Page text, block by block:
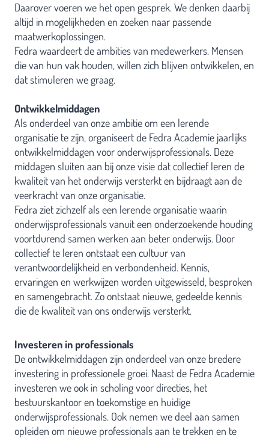
Daarover voeren we het open gesprek. We denken daarbij
altijd in mogelijkheden en zoeken naar passende
maatwerkoplossingen.
Fedra waardeert de ambities van medewerkers. Mensen
die van hun vak houden, willen zich blijven ontwikkelen, en
dat stimuleren we graag.
Ontwikkelmiddagen
Als onderdeel van onze ambitie om een lerende
organisatie te zijn, organiseert de Fedra Academie jaarlijks
ontwikkelmiddagen voor onderwijsprofessionals. Deze
middagen sluiten aan bij onze visie dat collectief leren de
kwaliteit van het onderwijs versterkt en bijdraagt aan de
veerkracht van onze organisatie.
Fedra ziet zichzelf als een lerende organisatie waarin
onderwijsprofessionals vanuit een onderzoekende houding
voortdurend samen werken aan beter onderwijs. Door
collectief te leren ontstaat een cultuur van
verantwoordelijkheid en verbondenheid. Kennis,
ervaringen en werkwijzen worden uitgewisseld, besproken
en samengebracht. Zo ontstaat nieuwe, gedeelde kennis
die de kwaliteit van ons onderwijs versterkt.
Investeren in professionals
De ontwikkelmiddagen zijn onderdeel van onze bredere
investering in professionele groei. Naast de Fedra Academie
investeren we ook in scholing voor directies, het
bestuurskantoor en toekomstige en huidige
onderwijsprofessionals. Ook nemen we deel aan samen
opleiden om nieuwe professionals aan te trekken en te